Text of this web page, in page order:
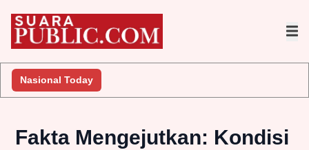
Nasional Today
Fakta Mengejutkan: Kondisi